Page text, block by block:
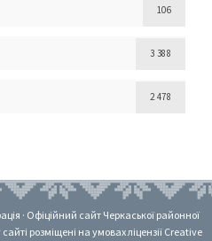
106
3 388
2 478
· Офіційний сайт Черкаської районної
розміщені на умовах ліцензії Creative